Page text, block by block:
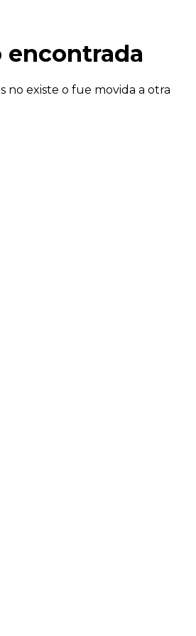
encontrada
no existe o fue movida a otra